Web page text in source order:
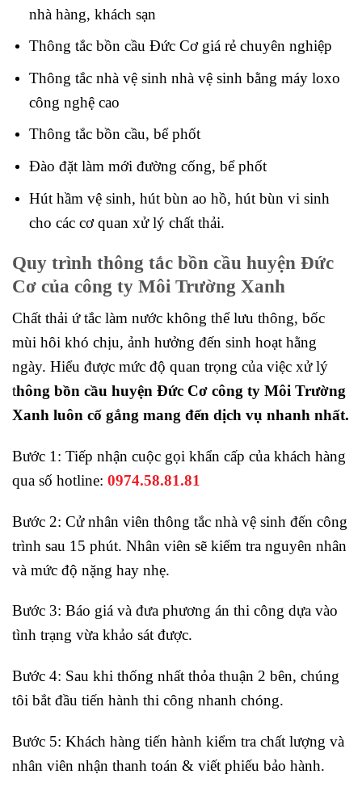
nhà hàng, khách sạn
Thông tắc bồn cầu Đức Cơ giá rẻ chuyên nghiệp
Thông tắc nhà vệ sinh nhà vệ sinh bằng máy loxo
công nghệ cao
Thông tắc bồn cầu, bể phốt
Đào đặt làm mới đường cống, bể phốt
Hút hầm vệ sinh, hút bùn ao hồ, hút bùn vi sinh
cho các cơ quan xử lý chất thải.
Quy trình thông tắc bồn cầu huyện Đức
Cơ của công ty Môi Trường Xanh
Chất thải ứ tắc làm nước không thể lưu thông, bốc
mùi hôi khó chịu, ảnh hưởng đến sinh hoạt hằng
ngày. Hiểu được mức độ quan trọng của việc xử lý
thông bồn cầu huyện Đức Cơ công ty Môi Trường
Xanh luôn cố gắng mang đến dịch vụ nhanh nhất.
Bước 1: Tiếp nhận cuộc gọi khẩn cấp của khách hàng
qua số hotline: 0974.58.81.81
Bước 2: Cử nhân viên thông tắc nhà vệ sinh đến công
trình sau 15 phút. Nhân viên sẽ kiểm tra nguyên nhân
và mức độ nặng hay nhẹ.
Bước 3: Báo giá và đưa phương án thi công dựa vào
tình trạng vừa khảo sát được.
Bước 4: Sau khi thống nhất thỏa thuận 2 bên, chúng
tôi bắt đầu tiến hành thi công nhanh chóng.
Bước 5: Khách hàng tiến hành kiểm tra chất lượng và
nhân viên nhận thanh toán & viết phiếu bảo hành.